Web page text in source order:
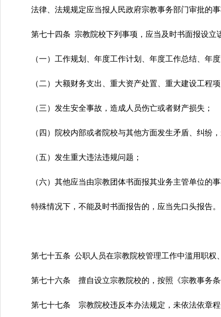
法律、法规规定应当报人民政府宗教事务部门审批的
第七十四条 宗教院校下列事项，应当及时书面报设
（一）工作规划、年度工作计划、年度工作总结、年
（二）大额财务支出、重大资产处置、重大建设工程
（三）发生安全事故，造成人员伤亡或者财产损失；
（四）院校内部或者院校与其他方面发生矛盾、纠纷
（五）发生重大违法违规问题；
（六）其他应当由宗教团体书面报其业务主管单位的
特殊情况下，不能及时书面报告的，应当先口头报告。
第七十五条 公职人员在宗教院校管理工作中滥用职
第七十六条 擅自设立宗教院校的，按照《宗教事务
第七十七条 宗教院校违反本办法规定，未依法依章